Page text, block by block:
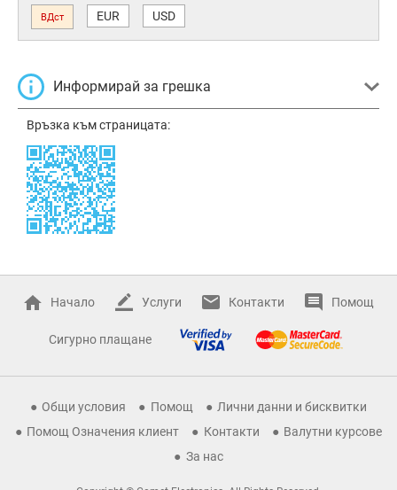
ВДст EUR USD
Информирай за грешка
Връзка към страницата:
Начало Услуги Контакти Помощ
Сигурно плащане
Общи условия Помощ
Лични данни и бисквитки
Помощ Означения клиент
Контакти
Валутни курсове
За нас